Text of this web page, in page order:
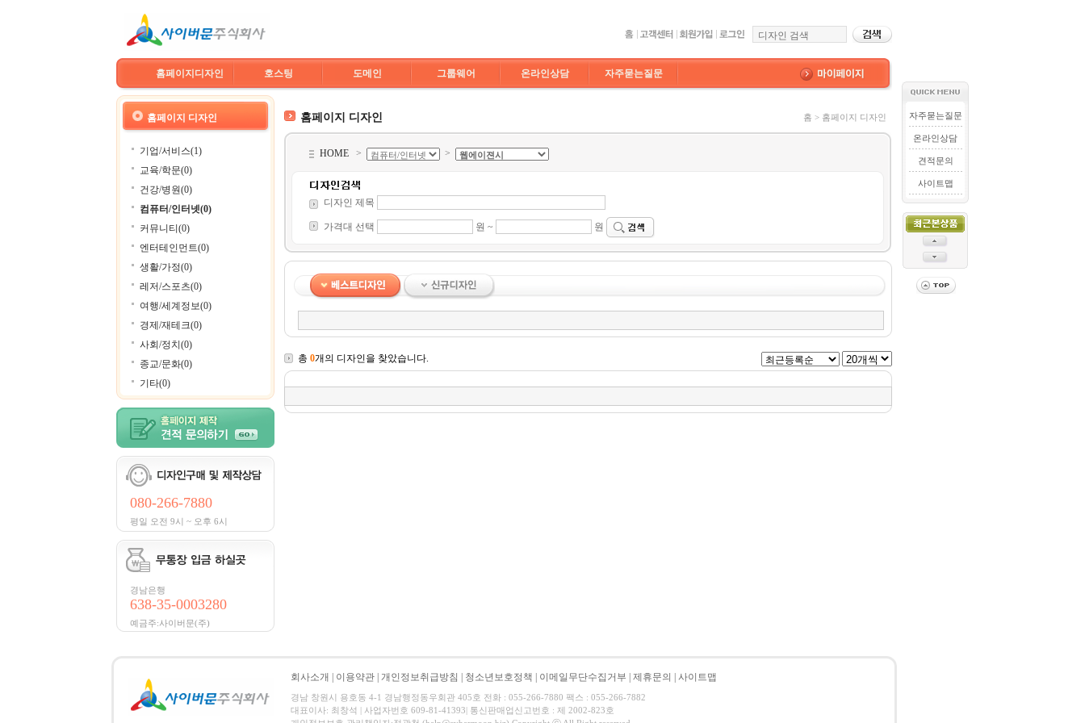
홈페이지디자인 호스팅 도메인 그룹웨어 온라인상담 자주묻는질문
홈페이지 디자인
기업/서비스(1)
교육/학문(0)
건강/병원(0)
컴퓨터/인터넷(0)
커뮤니티(0)
엔터테인먼트(0)
생활/가정(0)
레저/스포츠(0)
여행/세계정보(0)
경제/재테크(0)
사회/정치(0)
종교/문화(0)
기타(0)
080-266-7880
평일 오전 9시 ~ 오후 6시
경남은행
638-35-0003280
예금주:사이버문(주)
홈페이지 디자인 홈 > 홈페이지 디자인
HOME > >
디자인 제목
가격대 선택 원 ~ 원
총 0개의 디자인을 찾았습니다.
자주묻는질문
온라인상담
견적문의
사이트맵
회사소개 이용약관 개인정보취급방침 청소년보호정책 이메일무단수집거부 제휴문의 사이트맵
경남 창원시 용호동 4-1 경남행정동우회관 405호 전화 : 055-266-7880 팩스 : 055-266-7882
대표이사: 최창석 | 사업자번호 609-81-41393| 통신판매업신고번호 : 제 2002-823호